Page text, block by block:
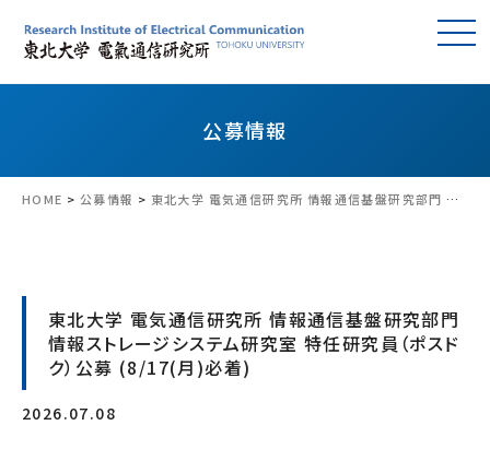
公募情報
HOME > 公募情報 > 東北大学 電気通信研究所 情報通信基盤研究部門 情報ストレージシステム研究室 特任研究員（ポスドク）公募 (8/17(月)必着)
東北大学 電気通信研究所 情報通信基盤研究部門
情報ストレージシステム研究室 特任研究員（ポスド
ク）公募 (8/17(月)必着)
2026.07.08